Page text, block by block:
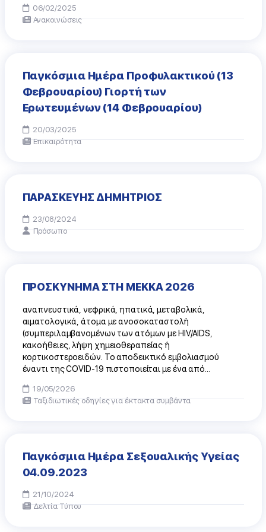
06/02/2025
Ανακοινώσεις
Παγκόσμια Ημέρα Προφυλακτικού (13
Φεβρουαρίου) Γιορτή των
Ερωτευμένων (14 Φεβρουαρίου)
20/03/2025
Επικαιρότητα
ΠΑΡΑΣΚΕΥΗΣ ΔΗΜΗΤΡΙΟΣ
23/08/2024
Πρόσωπο
ΠΡΟΣΚΥΝΗΜΑ ΣΤΗ ΜΕΚΚΑ 2026
αναπνευστικά, νεφρικά, ηπατικά, μεταβολικά,
αιματολογικά, άτομα με ανοσοκαταστολή
(συμπεριλαμβανομένων των ατόμων με HIV/AIDS,
κακοήθειες, λήψη χημειοθεραπείας ή
κορτικοστεροειδών. Το αποδεικτικό εμβολιασμού
έναντι της COVID-19 πιστοποιείται με ένα από...
19/05/2026
Ταξιδιωτικές οδηγίες για έκτακτα συμβάντα
Παγκόσμια Ημέρα Σεξουαλικής Υγείας
04.09.2023
21/10/2024
Δελτία Τύπου